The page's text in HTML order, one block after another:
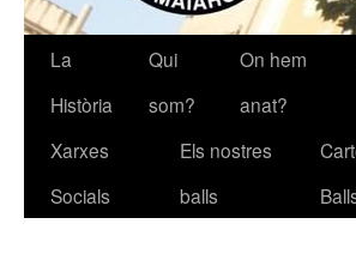
Vés
contingut
La
Història
Qui
som?
On hem
anat?
Xarxes
Socials
Els nostres
balls